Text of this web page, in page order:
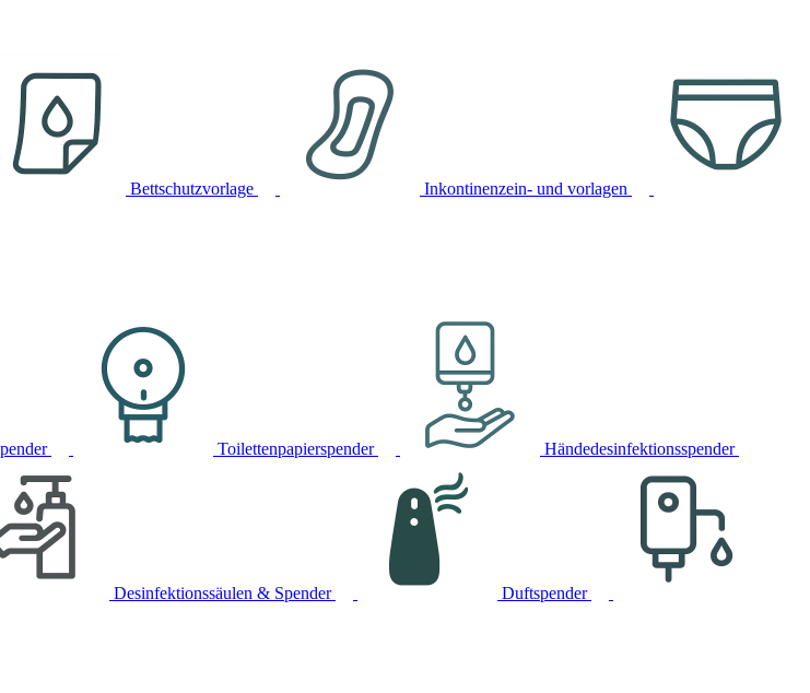
Bettschutzvorlage
Inkontinenzein- und vorlagen
Toilettenpapierspender Händedesinfektionsspender
Desinfektionssäulen & Spender
Duftspender